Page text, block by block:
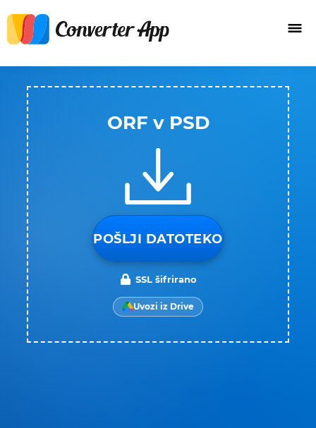
ORF v PSD
POŠLJI DATOTEKO
SSL šifrirano
Uvozi iz Drive